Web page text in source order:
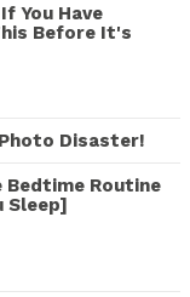
You Have
Before It's
Disaster!
Bedtime Routine
Sleep]